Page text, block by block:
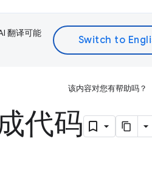
翻译可能
该内容对您有帮助吗？
代码